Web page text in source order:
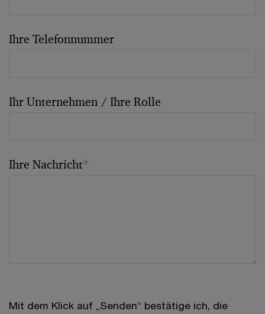
Ihre Telefonnummer
Ihr Unternehmen / Ihre Rolle
Ihre Nachricht*
Mit dem Klick auf „Senden“ bestätige ich, die